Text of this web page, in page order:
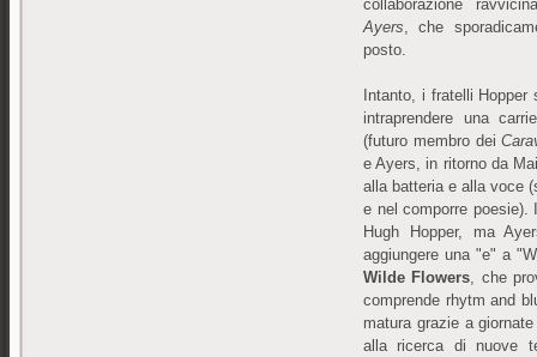
collaborazione
Ayers, che
posto.
Intanto, i fratelli
intraprendere una
(futuro membro dei
e Ayers, in ritorno da
alla batteria e alla voce
e nel comporre poesie).
Hugh Hopper, ma
aggiungere una "e" a
Wilde Flowers, che
comprende rhytm and
matura grazie a
alla ricerca di nuove